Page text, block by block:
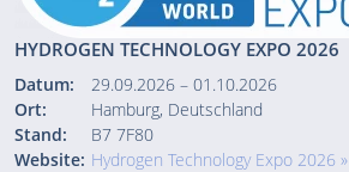
HYDROGEN TECHNOLOGY EXPO 2026
Datum:
29.09.2026 – 01.10.2026
Ort:
Hamburg, Deutschland
Stand:
B7 7F80
Website: Hydrogen Technology Expo 2026 »